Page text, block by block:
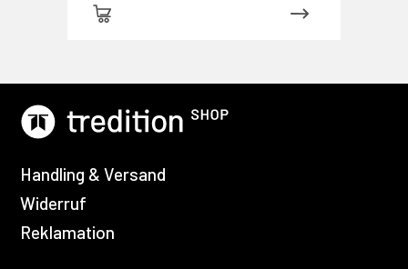
Handling & Versand
Widerruf
Reklamation